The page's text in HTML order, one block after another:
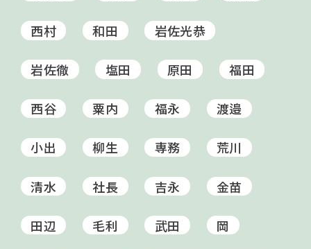
西村 和田 岩佐光恭
岩佐徹 塩田 原田 福田
西谷 粟内 福永 渡邉
小出 柳生 専務 荒川
清水 社長 吉永 金苗
田辺 毛利 武田 岡